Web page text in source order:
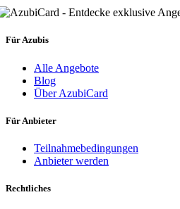
Für Azubis
Alle Angebote
Blog
Über AzubiCard
Für Anbieter
Teilnahmebedingungen
Anbieter werden
Rechtliches